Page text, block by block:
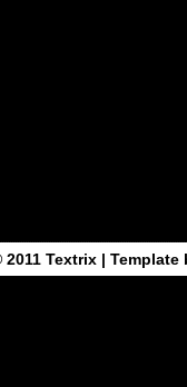
2011 Textrix| Template